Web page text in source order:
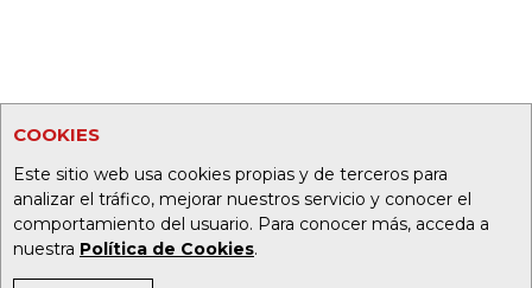
COOKIES
Este sitio web usa cookies propias y de terceros para
analizar el tráfico, mejorar nuestros servicio y conocer el
comportamiento del usuario. Para conocer más, acceda a
nuestra Política de Cookies.